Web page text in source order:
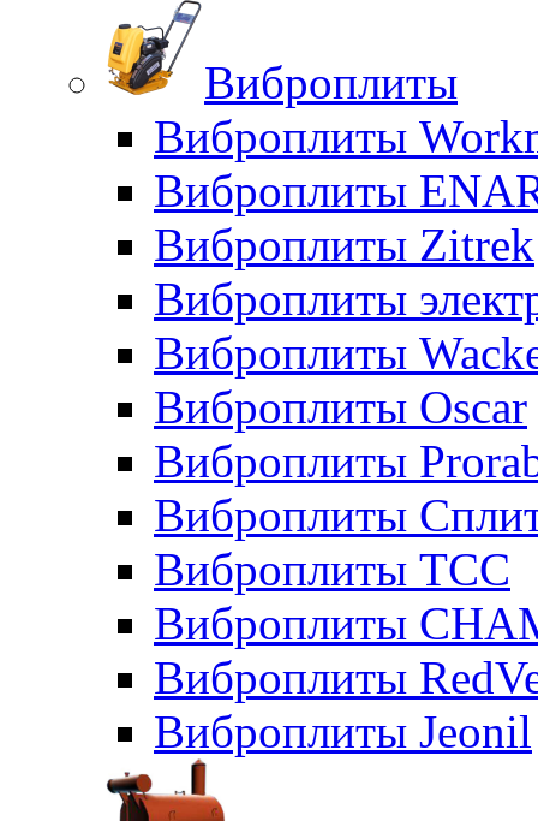
Виброплиты
Виброплиты
Виброплиты
Виброплиты Zitrek
Виброплиты
Виброплиты
Виброплиты Oscar
Виброплиты
Виброплиты
Виброплиты ТСС
Виброплиты
Виброплиты
Виброплиты Jeonil